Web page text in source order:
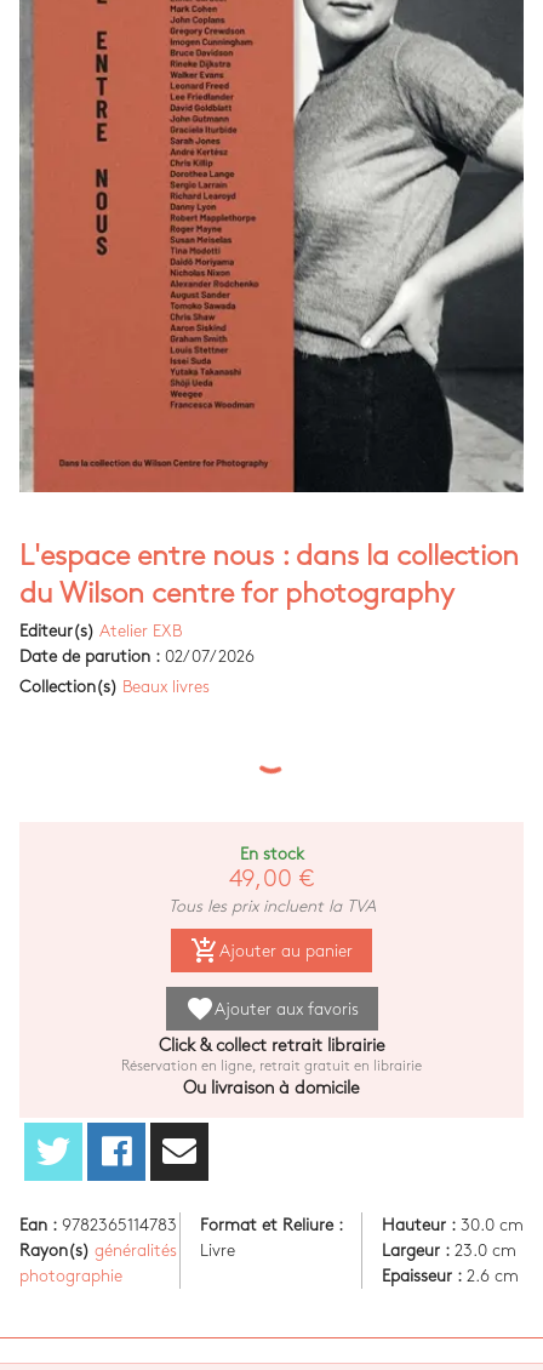
L'espace entre nous : dans la collection
du Wilson centre for photography
Editeur(s) Atelier EXB
Date de parution : 02/07/2026
Collection(s) Beaux livres
En stock
49,00 €
Tous les prix incluent la TVA
add_shopping_cart Ajouter au panier
favoriteAjouter aux favoris
Click & collect retrait librairie
Réservation en ligne, retrait gratuit en librairie
Ou livraison à domicile
Ean : 9782365114783
Rayon(s) généralités
photographie
Format et Reliure :
Livre
Hauteur :30.0 cm
Largeur :23.0 cm
Epaisseur :2.6 cm